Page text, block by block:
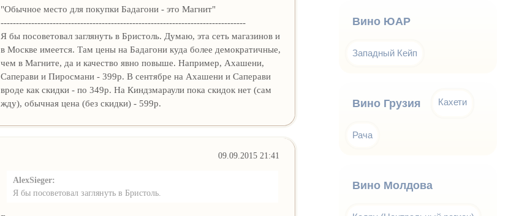
"Обычное место для покупки Бадагони - это Магнит"
--------------------------------------------------------------------------------
Я бы посоветовал заглянуть в Бристоль. Думаю, эта сеть магазинов и
в Москве имеется. Там цены на Бадагони куда более демократичные,
чем в Магните, да и качество явно повыше. Например, Ахашени,
Саперави и Пиросмани - 399р. В сентябре на Ахашени и Саперави
вроде как скидки - по 349р. На Киндзмараули пока скидок нет (сам
жду), обычная цена (без скидки) - 599р.
09.09.2015 21:41
AlexSieger:
Я бы посоветовал заглянуть в Бристоль.
Вино ЮАР
Западный Кейп
Вино Грузия Кахети
Рача
Вино Молдова